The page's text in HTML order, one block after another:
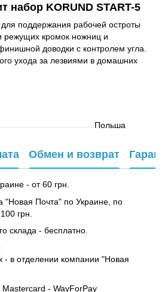
набор KORUND START-5
для поддержания рабочей остроты
режущих кромок ножниц и
доводки с контролем угла.
ухода за лезвиями в домашних
Польша
Обмен и возврат
- от 60 грн.
"Новая Почта" по Украине, по
грн.
склада - бесплатно.
в отделении компании "Новая
- WayForPay